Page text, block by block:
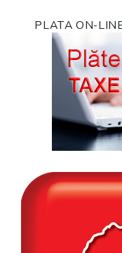
PLATA ON-